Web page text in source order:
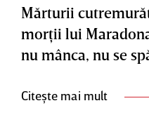
Mărturii
morţii lui
nu mânca, nu se
Citește mai mult